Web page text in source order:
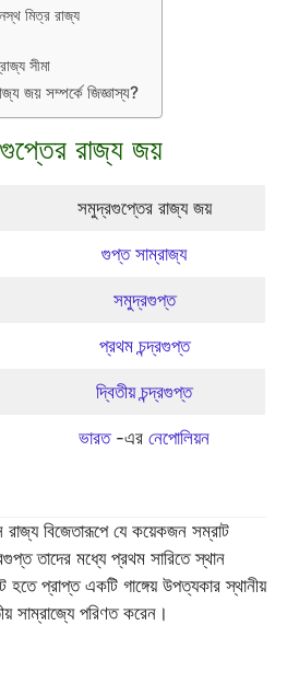
মিত্র রাজ্য
সীমা
জয় সম্পর্কে জিজ্ঞাস্য?
রাজ্য জয়
সমুদ্রগুপ্তের রাজ্য জয়
গুপ্ত সাম্রাজ্য
সমুদ্রগুপ্ত
প্রথম চন্দ্রগুপ্ত
দ্বিতীয় চন্দ্রগুপ্ত
ভারত-এর নেপোলিয়ন
রাজ্য বিজেতারূপে যে কয়েকজন সম্রাট
তাদের মধ্যে প্রথম সারিতে স্থান
হতে প্রাপ্ত একটি গাঙ্গেয় উপত্যকার স্থানীয়
সাম্রাজ্যে পরিণত করেন।